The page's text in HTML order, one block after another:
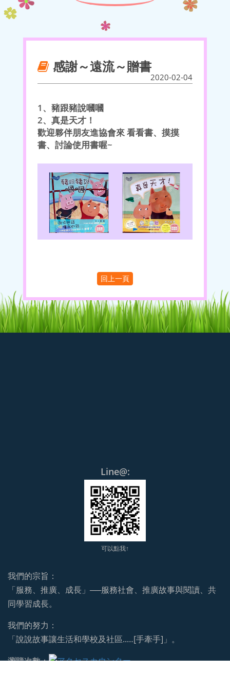
感謝～遠流～贈書
2020-02-04
1、豬跟豬說嘓嘓
2、真是天才！
歡迎夥伴朋友進協會來 看看書、摸摸
書、討論使用書喔~
Line@:
可以點我↑
我們的宗旨：
「服務、推廣、成長」──服務社會、推廣故事與閱讀、共
同學習成長。
我們的努力：
「說說故事讓生活和學校及社區..…[手牽手]」。
瀏覽次數：